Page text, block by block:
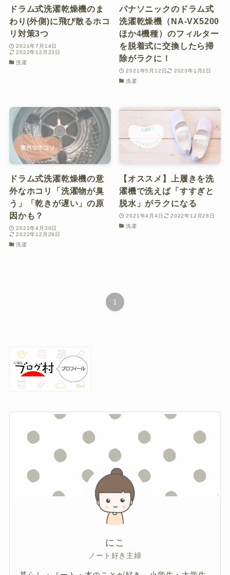
ドラム式洗濯乾燥機のま
わり(外側)に飛び散るホコ
リ対策3つ
2021年7月14日
2022年12月23日
洗濯
パナソニックのドラム式
洗濯乾燥機（NA-VX5200
ほか4機種）のフィルター
を脱着式に交換したら掃
除がラクに！
2021年5月12日
2023年1月2日
洗濯
ドラム式洗濯乾燥機の意
外なホコリ「洗濯物が臭
う」「乾きが遅い」の原
因かも？
2021年4月30日
2022年12月29日
洗濯
【オススメ】上履きを洗
濯機で洗えば「すすぎと
脱水」がラクになる
2021年4月4日
2022年12月28日
洗濯
1
にこ
ノート好き主婦